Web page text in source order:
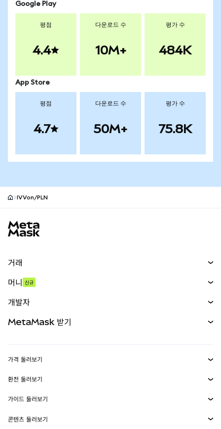
Google Play
평점
4.4
다운로드 수
10M+
평가 수
484K
App Store
평점
4.7
다운로드 수
50M+
평가 수
75.8K
IVVon/PLN
거래
무기한 선물
실물자산
머니 신규
개발자
MetaMask Connect
Snaps
웹3 서비스
MetaMask 받기
보안
고객 지원
가격 둘러보기
이더리움 가격
솔라나 가격
환전 둘러보기
ETH를 USD로 환전
USDT를 INR로 환전
가이드 둘러보기
ETH 매수
콘텐츠 둘러보기